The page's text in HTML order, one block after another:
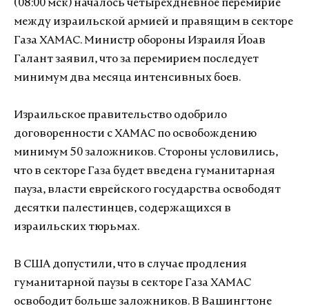
(08:00 мск) началось четырехдневное перемирие
между израильской армией и правящим в секторе
Газа ХАМАС. Министр обороны Израиля Йоав
Галант заявил, что за перемирием последует
минимум два месяца интенсивных боев.
Израильское правительство одобрило
договоренности с ХАМАС по освобождению
минимум 50 заложников. Стороны условились,
что в секторе Газа будет введена гуманитарная
пауза, власти еврейского государства освободят
десятки палестинцев, содержащихся в
израильских тюрьмах.
В США допустили, что в случае продления
гуманитарной паузы в секторе Газа ХАМАС
освободит больше заложников. В Вашингтоне